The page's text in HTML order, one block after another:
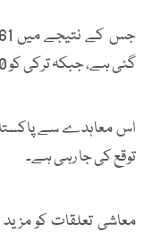
گئی ہے، جبکہ ترکی کو 130 اشیاء پر مراعات دی گئی ہیں۔
اس معاہدے سے
توقع کی جا رہی ہے۔
معاشی تعلقات کو